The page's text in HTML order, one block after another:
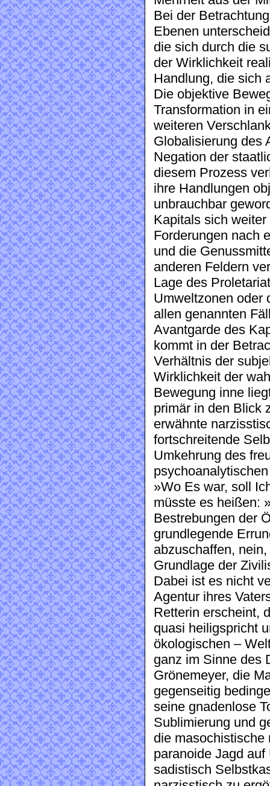
Bei der
Ebenen
die sich durch die
der Wirklichkeit
Handlung, die sich
Die objektive
Transformation in
weiteren
Globalisierung des
Negation der
diesem Prozess
ihre Handlungen
unbrauchbar
Kapitals sich
Forderungen nach
und die
anderen Feldern
Lage des
Umweltzonen oder
allen genannten
Avantgarde des
kommt in der
Verhältnis der
Wirklichkeit der
Bewegung inne
primär in den Blick
erwähnte
fortschreitende
Umkehrung des
»Wo Es war, soll
müsste es heißen:
Bestrebungen der
grundlegende
abzuschaffen,
Grundlage der
Dabei ist es nicht
Agentur ihres
Retterin erscheint,
quasi heiligspricht
ökologischen –
ganz im Sinne des
Grönemeyer, die
gegenseitig
seine gnadenlose
Sublimierung und
die masochistische
paranoide Jagd
sadistisch